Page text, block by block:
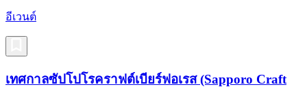
อีเวนต์
เทศกาลซัปโปโรคราฟต์เบียร์ฟอเรส (Sapporo Craft